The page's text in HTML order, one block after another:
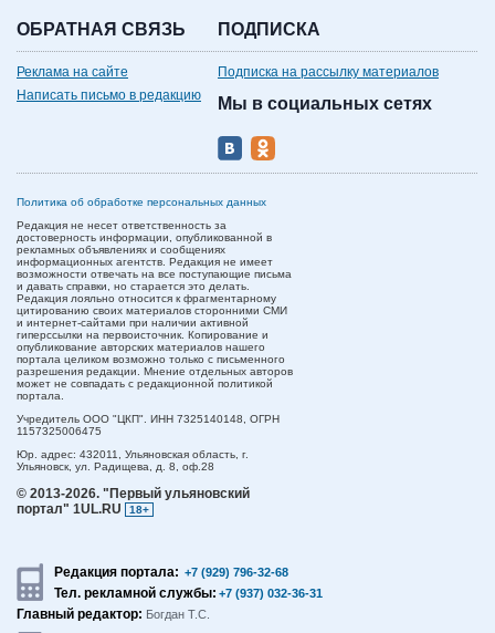
ОБРАТНАЯ СВЯЗЬ
Реклама на сайте
Написать письмо в редакцию
ПОДПИСКА
Подписка на рассылку материалов
Мы в социальных сетях
Политика об обработке персональных данных
Редакция не несет ответственность за
достоверность информации, опубликованной в
рекламных объявлениях и сообщениях
информационных агентств. Редакция не имеет
возможности отвечать на все поступающие письма
и давать справки, но старается это делать.
Редакция лояльно относится к фрагментарному
цитированию своих материалов сторонними СМИ
и интернет-сайтами при наличии активной
гиперссылки на первоисточник. Копирование и
опубликование авторских материалов нашего
портала целиком возможно только с письменного
разрешения редакции. Мнение отдельных авторов
может не совпадать с редакционной политикой
портала.
Учредитель ООО "ЦКП". ИНН 7325140148, ОГРН
1157325006475
Юр. адрес: 432011, Ульяновская область, г.
Ульяновск, ул. Радищева, д. 8, оф.28
© 2013-2026. "Первый ульяновский
портал" 1UL.RU
18+
Редакция портала: +7 (929) 796-32-68
Тел. рекламной службы: +7 (937) 032-36-31
Главный редактор: Богдан Т.С.